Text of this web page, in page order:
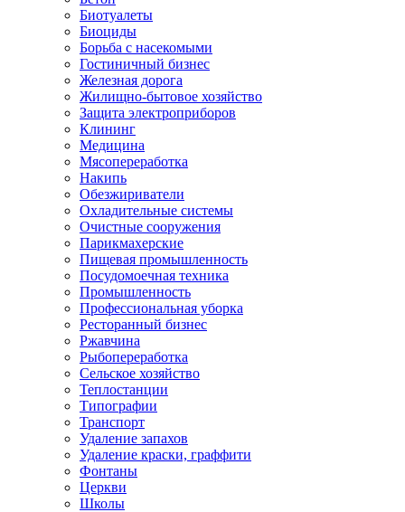
Биотуалеты
Биоциды
Борьба с насекомыми
Гостиничный бизнес
Железная дорога
Жилищно-бытовое хозяйство
Защита электроприборов
Клининг
Медицина
Мясопереработка
Накипь
Обезжириватели
Охладительные системы
Очистные сооружения
Парикмахерские
Пищевая промышленность
Посудомоечная техника
Промышленность
Профессиональная уборка
Ресторанный бизнес
Ржавчина
Рыбопереработка
Сельское хозяйство
Теплостанции
Типографии
Транспорт
Удаление запахов
Удаление краски, граффити
Фонтаны
Церкви
Школы